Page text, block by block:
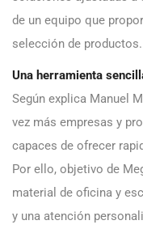
de un equipo que
selección de productos.
Una herramienta
Según explica Manuel
vez más empresas y
capaces de ofrecer
Por ello, objetivo de
material de oficina y
y una atención